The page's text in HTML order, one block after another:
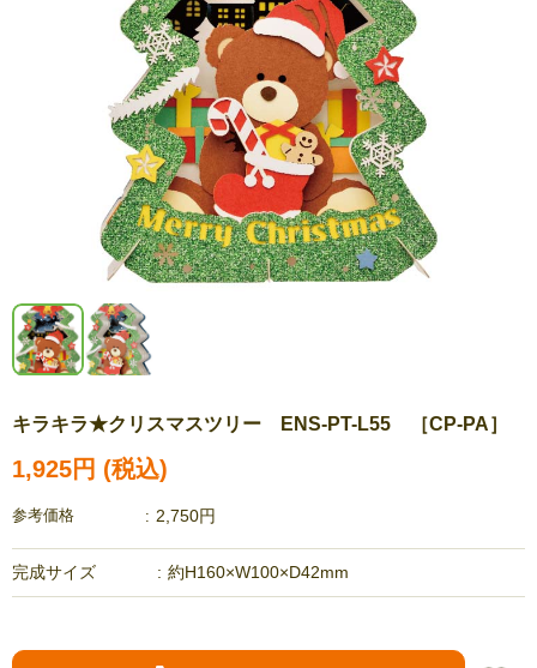
キラキラ★クリスマスツリー ENS-PT-L55 ［CP-PA］
1,925円
参考価格 2,750円
完成サイズ 約H160×W100×D42mm